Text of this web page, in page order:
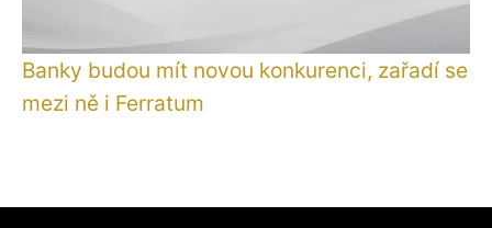
Banky budou mít novou konkurenci, zařadí se
mezi ně i Ferratum